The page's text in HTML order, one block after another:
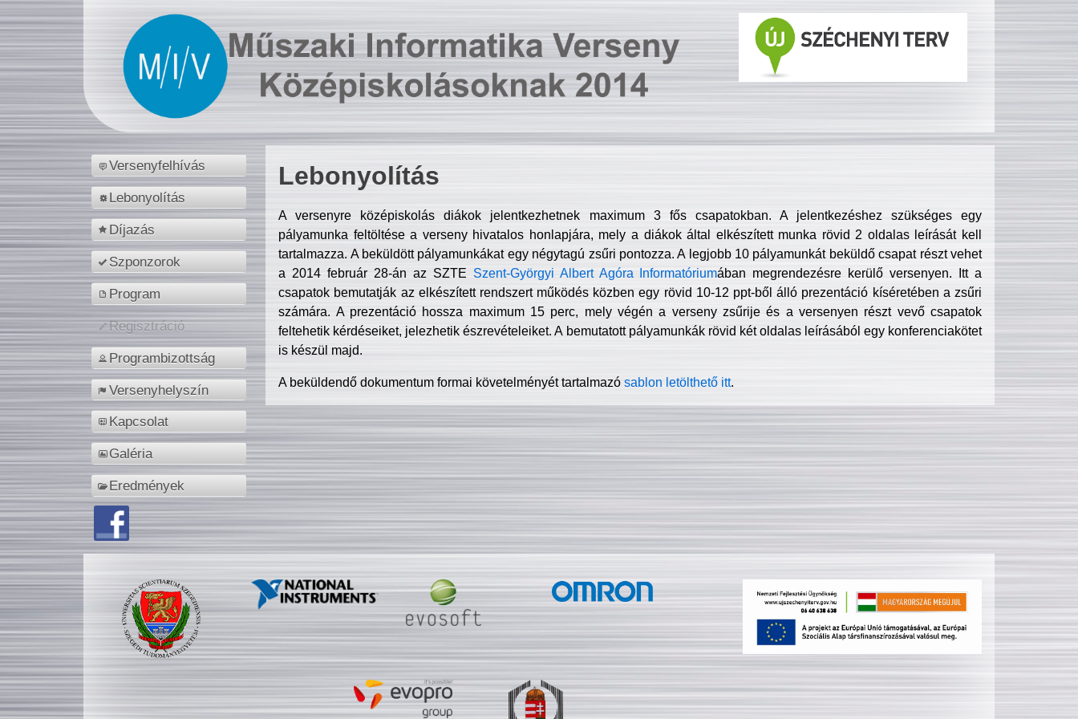
Versenyfelhívás
Lebonyolítás
Díjazás
Szponzorok
Program
Regisztráció
Programbizottság
Versenyhelyszín
Kapcsolat
Galéria
Eredmények
Lebonyolítás
A versenyre középiskolás diákok jelentkezhetnek maximum 3 fős csapatokban. A jelentkezéshez szükséges egy
pályamunka feltöltése a verseny hivatalos honlapjára, mely a diákok által elkészített munka rövid 2 oldalas leírását kell
tartalmazza. A beküldött pályamunkákat egy négytagú zsűri pontozza. A legjobb 10 pályamunkát beküldő csapat részt vehet
a 2014 február 28-án az SZTE Szent-Györgyi Albert Agóra Informatóriumában megrendezésre kerülő versenyen. Itt a
csapatok bemutatják az elkészített rendszert működés közben egy rövid 10-12 ppt-ből álló prezentáció kíséretében a zsűri
számára. A prezentáció hossza maximum 15 perc, mely végén a verseny zsűrije és a versenyen részt vevő csapatok
feltehetik kérdéseiket, jelezhetik észrevételeiket. A bemutatott pályamunkák rövid két oldalas leírásából egy konferenciakötet
is készül majd.
A beküldendő dokumentum formai követelményét tartalmazósablon letölthető itt.